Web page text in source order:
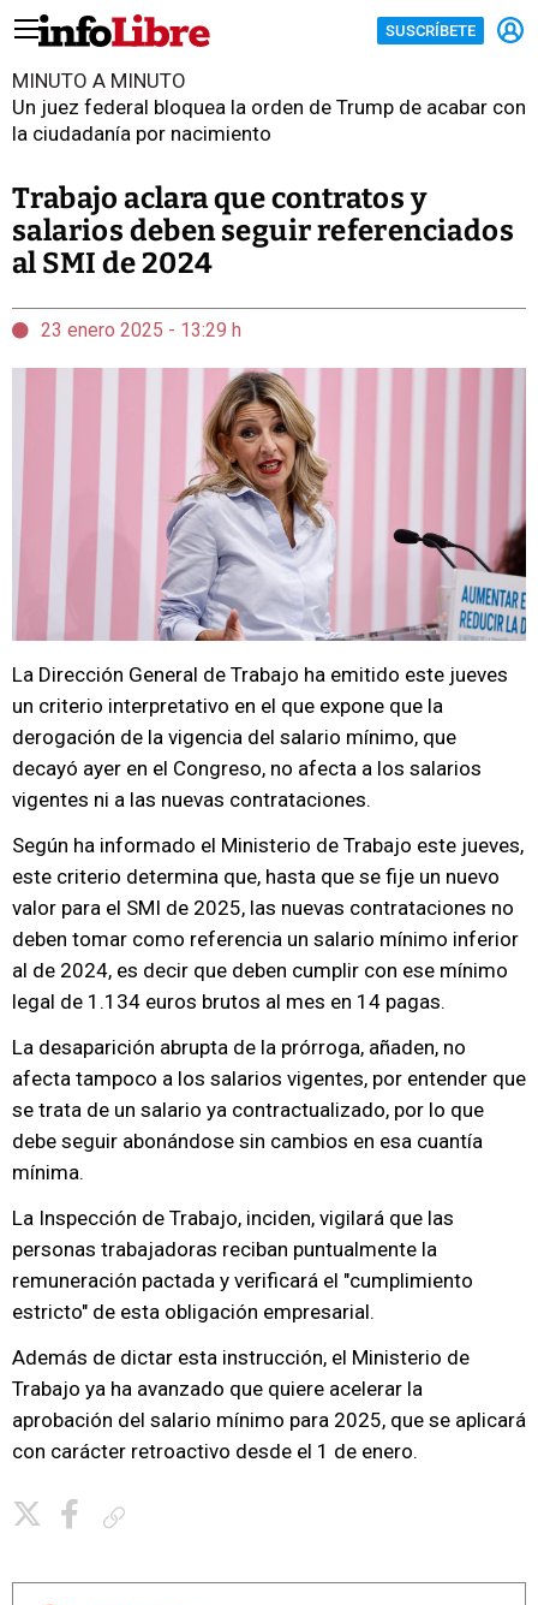
SUSCRÍBETE
MINUTO A MINUTO
Un juez federal bloquea la orden de Trump de acabar con
la ciudadanía por nacimiento
Trabajo aclara que contratos y
salarios deben seguir referenciados
al SMI de 2024
23 enero 2025 - 13:29 h
La Dirección General de Trabajo ha emitido este jueves
un criterio interpretativo en el que expone que la
derogación de la vigencia del salario mínimo, que
decayó ayer en el Congreso, no afecta a los salarios
vigentes ni a las nuevas contrataciones.
Según ha informado el Ministerio de Trabajo este jueves,
este criterio determina que, hasta que se fije un nuevo
valor para el SMI de 2025, las nuevas contrataciones no
deben tomar como referencia un salario mínimo inferior
al de 2024, es decir que deben cumplir con ese mínimo
legal de 1.134 euros brutos al mes en 14 pagas.
La desaparición abrupta de la prórroga, añaden, no
afecta tampoco a los salarios vigentes, por entender que
se trata de un salario ya contractualizado, por lo que
debe seguir abonándose sin cambios en esa cuantía
mínima.
La Inspección de Trabajo, inciden, vigilará que las
personas trabajadoras reciban puntualmente la
remuneración pactada y verificará el "cumplimiento
estricto" de esta obligación empresarial.
Además de dictar esta instrucción, el Ministerio de
Trabajo ya ha avanzado que quiere acelerar la
aprobación del salario mínimo para 2025, que se aplicará
con carácter retroactivo desde el 1 de enero.